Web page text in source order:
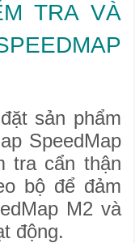
TRA VÀ
sản phẩm
SpeedMap
tra cẩn thận
bộ để đảm
M2 và
động.